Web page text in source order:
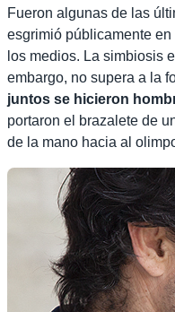
Fueron algunas de las
esgrimió públicamente
los medios. La simbiosis
embargo, no supera a la
juntos se hicieron
portaron el brazalete de
de la mano hacia al